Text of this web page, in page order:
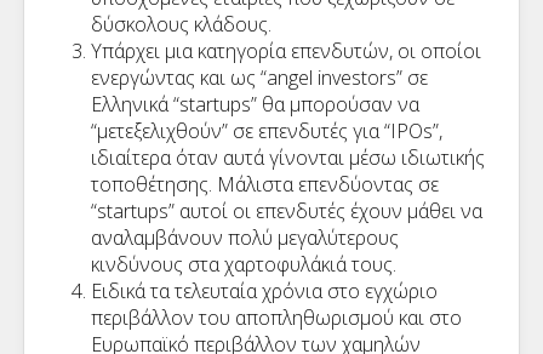
δύσκολους κλάδους.
Υπάρχει μια κατηγορία επενδυτών, οι οποίοι
ενεργώντας και ως “angel investors” σε
Ελληνικά “startups” θα μπορούσαν να
“μετεξελιχθούν” σε επενδυτές για “IPOs”,
ιδιαίτερα όταν αυτά γίνονται μέσω ιδιωτικής
τοποθέτησης. Μάλιστα επενδύοντας σε
“startups” αυτοί οι επενδυτές έχουν μάθει να
αναλαμβάνουν πολύ μεγαλύτερους
κινδύνους στα χαρτοφυλάκιά τους.
Ειδικά τα τελευταία χρόνια στο εγχώριο
περιβάλλον του αποπληθωρισμού και στο
Ευρωπαϊκό περιβάλλον των χαμηλών